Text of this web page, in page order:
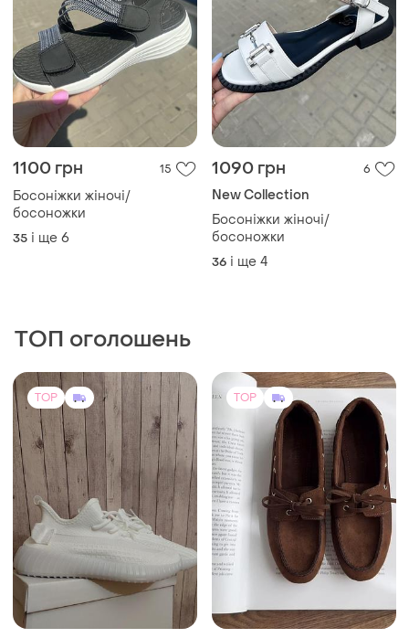
1100 грн 15
Босоніжки жіночі/
босоножки
35 і ще 6
1090 грн 6
New Collection
Босоніжки жіночі/
босоножки
36 і ще 4
ТОП оголошень
TOP TOP